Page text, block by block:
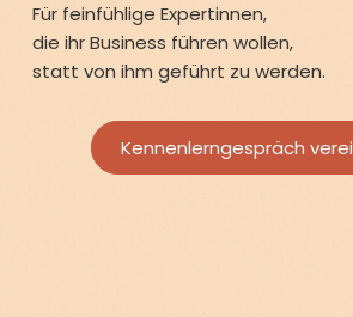
Für feinfühlige Expertinnen,
die ihr Business führen wollen,
statt von ihm geführt zu werden.
Kennenlerngespräch